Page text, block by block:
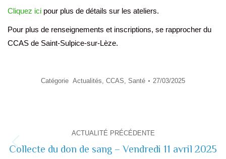
Cliquez ici pour plus de détails sur les ateliers.
Pour plus de renseignements et inscriptions, se rapprocher du
CCAS de Saint-Sulpice-sur-Lèze.
Catégorie Actualités, CCAS, Santé 27/03/2025
de
ACTUALITÉ PRÉCÉDENTE
Actualité
Collecte du don de sang – Vendredi 11 avril 2025